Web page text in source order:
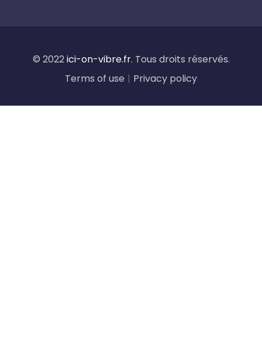
© 2022ici-on-vibre.fr. Tous droits réservés.
Terms of use | Privacy policy